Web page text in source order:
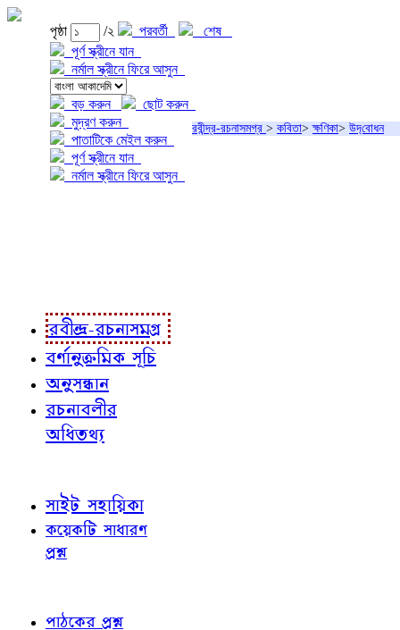
পৃষ্ঠা /২ পরবর্তী
শেষ
পূর্ণ স্ক্রীনে যান
নর্মাল স্ক্রীনে ফিরে আসুন
বড় করুন
ছোট করুন
মুদ্রণ করুন
পাতাটিকে মেইল করুন
পূর্ণ স্ক্রীনে যান
নর্মাল স্ক্রীনে ফিরে আসুন
রবীন্দ্র-রচনাসমগ্র > কবিতা>ক্ষণিকা> উদ‍্‌বোধন
রবীন্দ্র-রচনাসমগ্র
বর্ণানুক্রমিক সূচি
অনুসন্ধান
রচনাবলীর
অধিতথ্য
সাইট সহায়িকা
কয়েকটি সাধারণ
প্রশ্ন
পাঠকের প্রশ্ন